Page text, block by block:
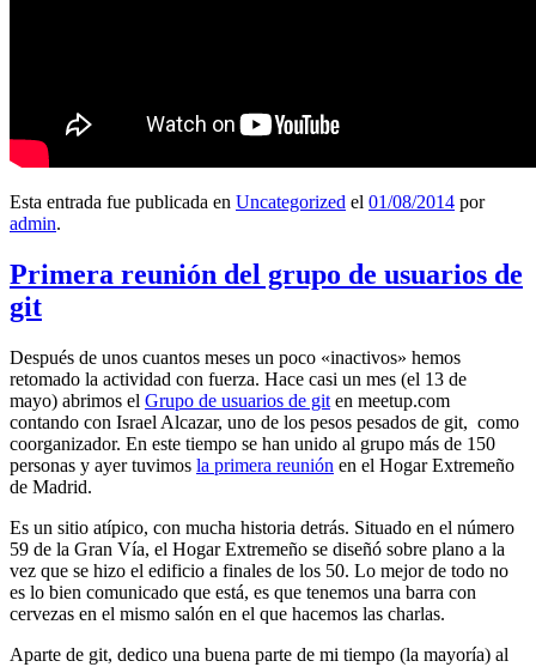
Esta entrada fue publicada en Uncategorized el 01/08/2014 por
admin.
Primera reunión del grupo de usuarios de
git
Después de unos cuantos meses un poco «inactivos» hemos
retomado la actividad con fuerza. Hace casi un mes (el 13 de
mayo) abrimos el Grupo de usuarios de git en meetup.com
contando con Israel Alcazar, uno de los pesos pesados de git, como
coorganizador. En este tiempo se han unido al grupo más de 150
personas y ayer tuvimos la primera reunión en el Hogar Extremeño
de Madrid.
Es un sitio atípico, con mucha historia detrás. Situado en el número
59 de la Gran Vía, el Hogar Extremeño se diseñó sobre plano a la
vez que se hizo el edificio a finales de los 50. Lo mejor de todo no
es lo bien comunicado que está, es que tenemos una barra con
cervezas en el mismo salón en el que hacemos las charlas.
Aparte de git, dedico una buena parte de mi tiempo (la mayoría) al